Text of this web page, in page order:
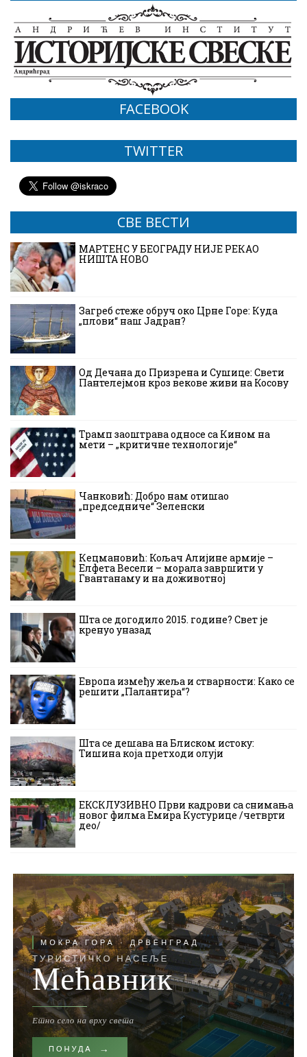
FACEBOOK
TWITTER
СВЕ ВЕСТИ
МАРТЕНС У БЕОГРАДУ НИЈЕ РЕКАО
НИШТА НОВО
Загреб стеже обруч око Црне Горе: Куда
„плови“ наш Јадран?
Од Дечана до Призрена и Сушице: Свети
Пантелејмон кроз векове живи на Косову
Трамп заоштрава односе са Кином на
мети – „критичне технологије“
Чанковић: Добро нам отишао
„председниче“ Зеленски
Кецмановић: Кољач Алијине армије –
Елфета Весели – морала завршити у
Гвантанаму и на доживотној
Шта се догодило 2015. године? Свет је
кренуо уназад
Европа између жеља и стварности: Како се
решити „Палантира“?
Шта се дешава на Блиском истоку:
Тишина која претходи олуји
ЕКСКЛУЗИВНО Први кадрови са снимања
новог филма Емира Кустурице /четврти
део/